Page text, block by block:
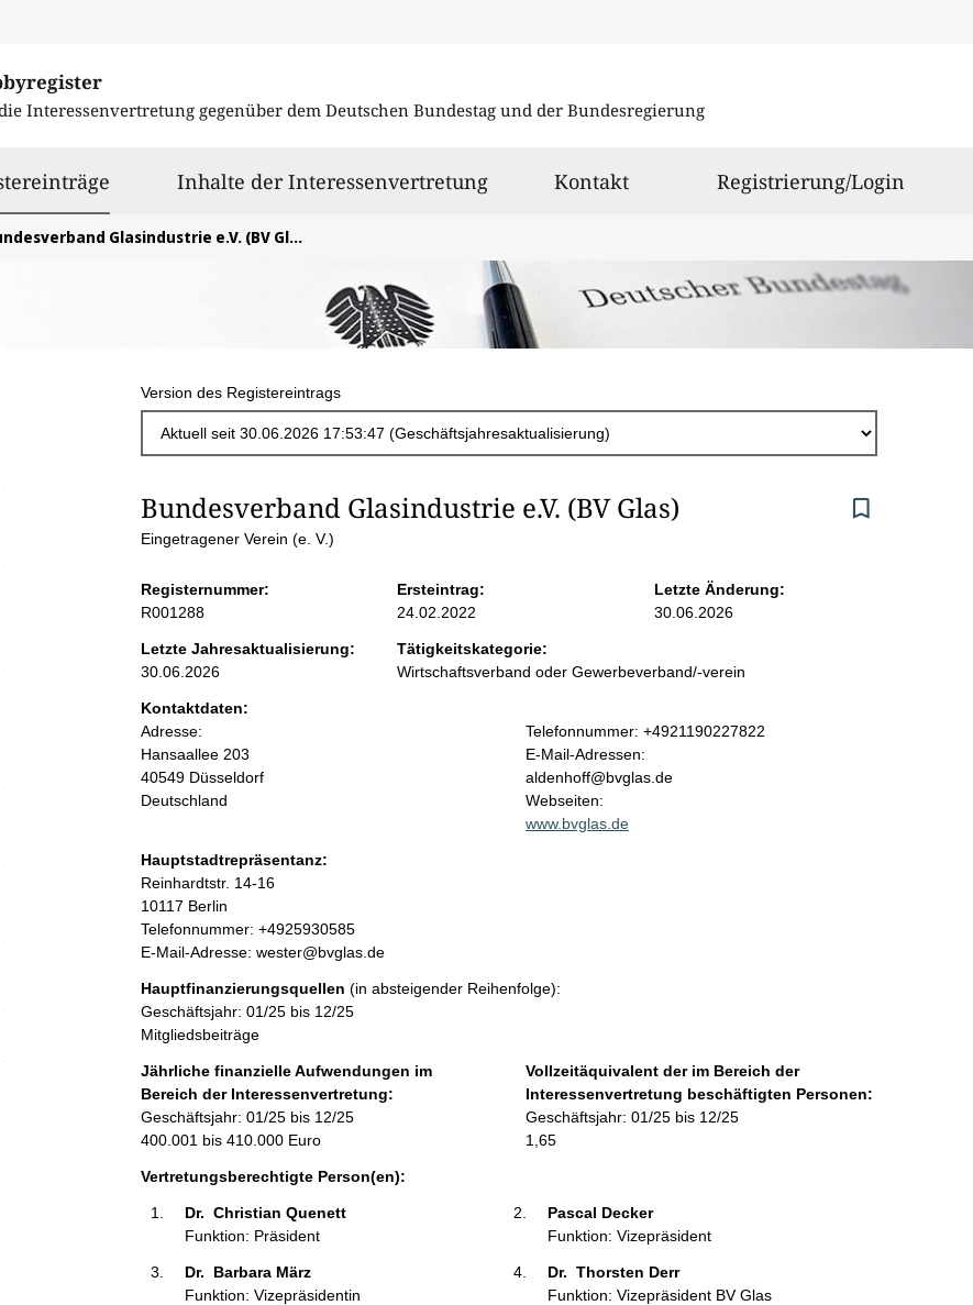
Interessenvertretung gegenüber dem Deutschen Bundestag und der Bundesregierung
ausgewähltInhalte der Interessenvertretung Kontakt Registrierung/Login
Glasindustrie e.V. (BV Glas)
Version des Registereintrags
S
i
t
e
n
i
n
h
a
l
t
Bundesverband Glasindustrie e.V. (BV Glas)
Eingetragener Verein (e. V.)
Registernummer:
R001288
Ersteintrag:
24.02.2022
Letzte Änderung:
30.06.2026
Letzte Jahresaktualisierung:
30.06.2026
Tätigkeitskategorie:
Wirtschaftsverband oder Gewerbeverband/-verein
Kontaktdaten:
Adresse:
Hansaallee 203
40549 Düsseldorf
Deutschland
K
o
n
t
a
r
i
o
n
e
Telefonnummer: +4921190227822
E-Mail-Adressen:
aldenhoff@bvglas.de
Webseiten:
www.bvglas.de
Hauptstadtrepräsentanz:
A
d
r
e
s
e
Reinhardtstr. 14-16
10117 Berlin
K
o
t
a
k
t
i
n
f
r
m
Telefonnummer: +4925930585
E-Mail-Adresse: wester@bvglas.de
Hauptfinanzierungsquellen (in absteigender Reihenfolge):
Geschäftsjahr: 01/25 bis 12/25
Mitgliedsbeiträge
Jährliche finanzielle Aufwendungen im
Bereich der Interessenvertretung:
Geschäftsjahr: 01/25 bis 12/25
400.001 bis 410.000 Euro
Vollzeitäquivalent der im Bereich der
Interessenvertretung beschäftigten Personen:
Geschäftsjahr: 01/25 bis 12/25
1,65
Vertretungsberechtigte Person(en):
Dr.  Christian Quenett
Funktion: Präsident
Pascal Decker
Funktion: Vizepräsident
Dr.  Barbara März
Funktion: Vizepräsidentin
Dr.  Thorsten Derr
Funktion: Vizepräsident BV Glas